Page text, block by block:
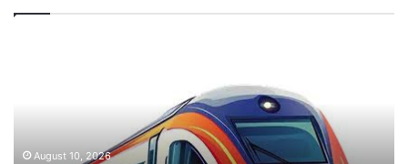
August 10, 2026